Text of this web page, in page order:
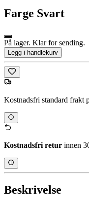
Farge Svart
På lager. Klar for sending.
Legg i handlekurv
Kostnadsfri standard frakt
Kostnadsfri retur innen
Beskrivelse